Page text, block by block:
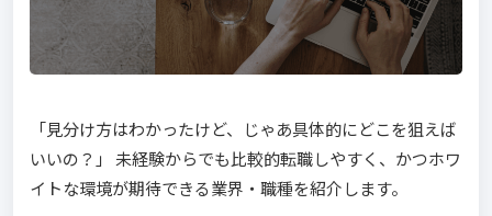
「見分け方はわかったけど、じゃあ具体的にどこを狙えば
いいの？」 未経験からでも比較的転職しやすく、かつホワ
イトな環境が期待できる業界・職種を紹介します。